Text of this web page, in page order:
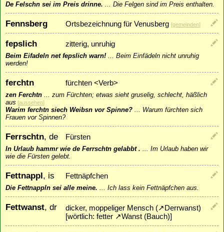
De Felschn sei im Preis drinne. ... Die Felgen sind im Preis enthalten.
Fennsberg Ortsbezeichnung für Venusberg [gemeinden]
fepslich zitterig, unruhig
Beim Eifadeln net fepslich warn! ... Beim Einfädeln nicht unruhig
werden!
ferchtn fürchten <Verb>
zen Ferchtn ... zum Fürchten; etwas sieht gruselig, schlecht, häßlich
aus [aussehen]
Warim ferchtn siech Weibsn vor Spinne? ... Warum fürchten sich
Frauen vor Spinnen?
Ferrschtn, de Fürsten
In Urlaub hammr wie de Ferrschtn gelabbt . ... Im Urlaub haben wir
wie die Fürsten gelebt.
Fettnappl, is Fettnäpfchen
Die Fettnappln sei alle meine. ... Ich lass kein Fettnäpfchen aus.
Fettwanst, dr dicker, moppeliger Mensch (↗ Derrwanst)
[wörtlich: fetter ↗Wanst (Bauch)]